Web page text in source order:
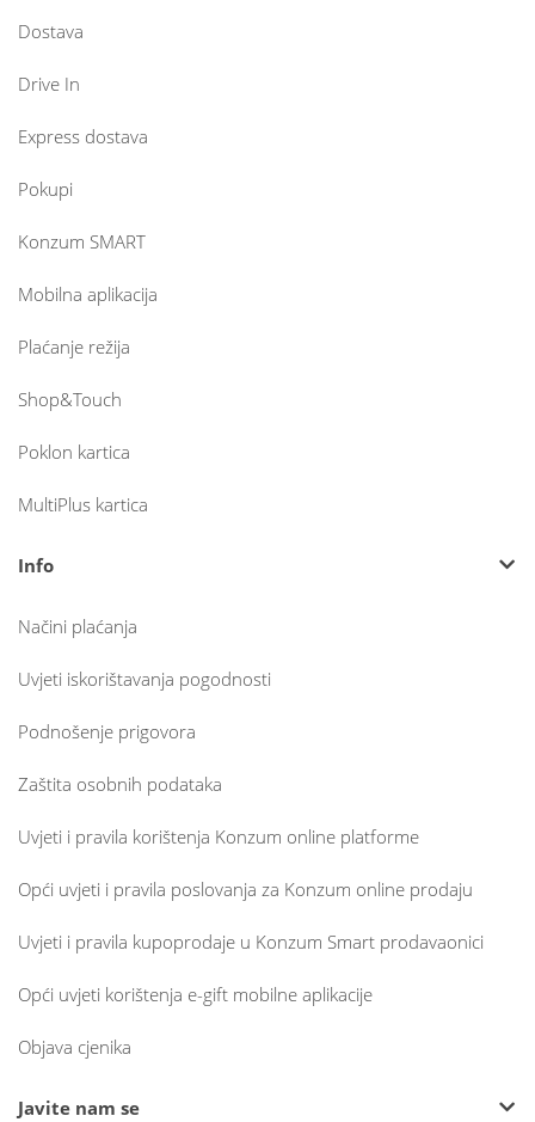
Dostava
Drive In
Express dostava
Pokupi
Konzum SMART
Mobilna aplikacija
Plaćanje režija
Shop&Touch
Poklon kartica
MultiPlus kartica
Info
Načini plaćanja
Uvjeti iskorištavanja pogodnosti
Podnošenje prigovora
Zaštita osobnih podataka
Uvjeti i pravila korištenja Konzum online platforme
Opći uvjeti i pravila poslovanja za Konzum online prodaju
Uvjeti i pravila kupoprodaje u Konzum Smart prodavaonici
Opći uvjeti korištenja e-gift mobilne aplikacije
Objava cjenika
Javite nam se